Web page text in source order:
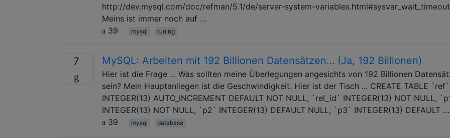
http://dev.mysql.com/doc/refman/5.1/de/server-system-
Meins ist immer noch auf …
39
mysql tuning
7 MySQL: Arbeiten mit 192 Billionen Datensätzen… (Ja, 192 Billionen)
Hier ist die Frage ... Was sollten meine Überlegungen angesichts von 192 Billionen
sein? Mein Hauptanliegen ist die Geschwindigkeit. Hier ist der Tisch ... CREATE TABLE
INTEGER(13) AUTO_INCREMENT DEFAULT NOT NULL, `rel_id` INTEGER(13) NOT NULL,
INTEGER(13) NOT NULL, `p2` INTEGER(13) DEFAULT NULL, `p3` INTEGER(13) DEFAULT …
39
mysql database